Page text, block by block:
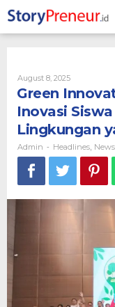
to
content
August 8, 2025By
Green
Inovasi
Lingkungan
Admin - Headlines News